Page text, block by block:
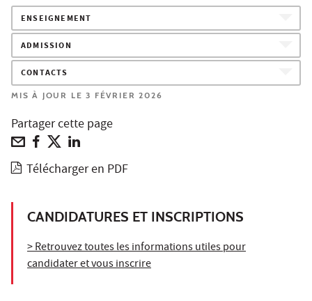
ENSEIGNEMENT
ADMISSION
CONTACTS
MIS À JOUR LE 3 FÉVRIER 2026
Partager cette page
Télécharger en PDF
CANDIDATURES ET INSCRIPTIONS
> Retrouvez toutes les informations utiles pour
candidater et vous inscrire